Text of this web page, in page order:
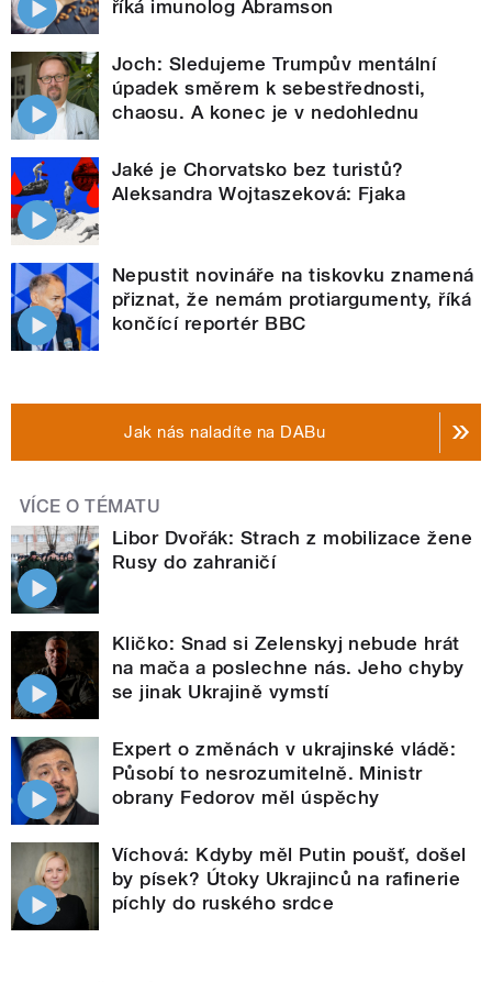
říká imunolog Abramson
Joch: Sledujeme Trumpův mentální
úpadek směrem k sebestřednosti,
chaosu. A konec je v nedohlednu
Jaké je Chorvatsko bez turistů?
Aleksandra Wojtaszeková: Fjaka
Nepustit novináře na tiskovku znamená
přiznat, že nemám protiargumenty, říká
končící reportér BBC
Jak nás naladíte na DABu
VÍCE O TÉMATU
Libor Dvořák: Strach z mobilizace žene
Rusy do zahraničí
Kličko: Snad si Zelenskyj nebude hrát
na mača a poslechne nás. Jeho chyby
se jinak Ukrajině vymstí
Expert o změnách v ukrajinské vládě:
Působí to nesrozumitelně. Ministr
obrany Fedorov měl úspěchy
Víchová: Kdyby měl Putin poušť, došel
by písek? Útoky Ukrajinců na rafinerie
píchly do ruského srdce